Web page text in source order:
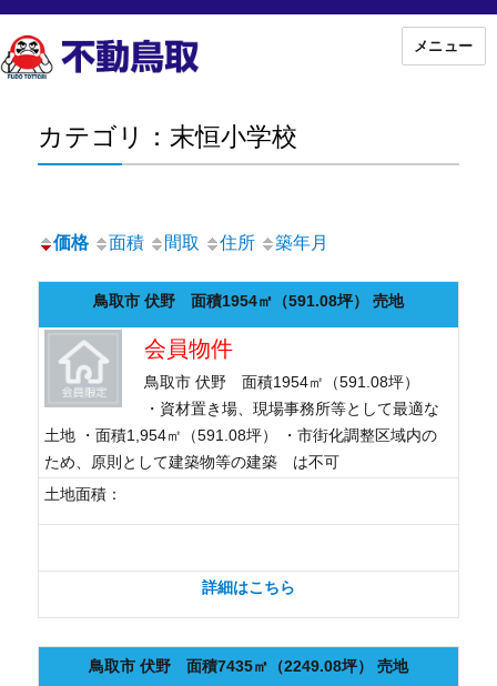
メニュー
カテゴリ：末恒小学校
価格 面積 間取 住所 築年月
鳥取市 伏野 面積1954㎡（591.08坪） 売地
会員物件
鳥取市 伏野 面積1954㎡（591.08坪）
・資材置き場、現場事務所等として最適な
土地 ・面積1,954㎡（591.08坪） ・市街化調整区域内の
ため、原則として建築物等の建築 は不可
土地面積：
詳細はこちら
鳥取市 伏野 面積7435㎡（2249.08坪） 売地